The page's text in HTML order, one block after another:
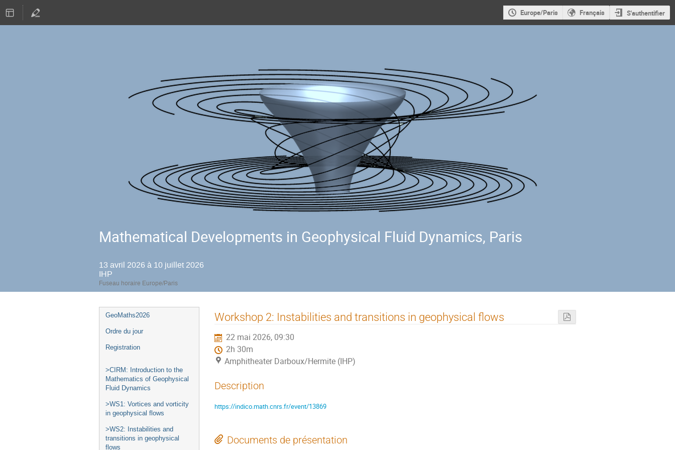
Europe/Paris Français S'authentifier
Mathematical Developments in Geophysical Fluid Dynamics, Paris
13 avril 2026 à 10 juillet 2026
IHP
Fuseau horaire Europe/Paris
Menu
de
GeoMaths2026
Ordre du jour
Registration
>CIRM: Introduction to the
Mathematics of Geophysical
Fluid Dynamics
>WS1: Vortices and vorticity
in geophysical flows
>WS2: Instabilities and
transitions in geophysical
flows
Workshop 2: Instabilities and transitions in geophysical flows
22 mai 2026, 09:30
2h 30m
Amphitheater Darboux/Hermite (IHP)
Description
https://indico.math.cnrs.fr/event/13869
Documents de présentation